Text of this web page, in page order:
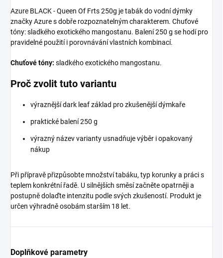
Azure BLACK - Queen Of Frts 250g je tabák do vodní dýmky
značky Azure s dobře rozpoznatelným charakterem. Chuťové
tóny: sladkého exotického mangostanu. Balení 250 g se hodí pro
pravidelné použití i porovnávání vlastních kombinací.
Chuťové tóny: sladkého exotického mangostanu.
Proč zvolit tuto variantu
výraznější dark leaf základ pro zkušenější dýmkaře
praktické balení 250 g
výrazný název varianty usnadňuje výběr i opakovaný
nákup
Při přípravě přizpůsobte množství tabáku, typ korunky a práci s
teplem konkrétní řadě. U silnějších směsí začněte opatrněji a
postupně dolaďte intenzitu podle svých zkušeností. Produkt je
určen výhradně osobám starším 18 let.
Doplňkové parametry